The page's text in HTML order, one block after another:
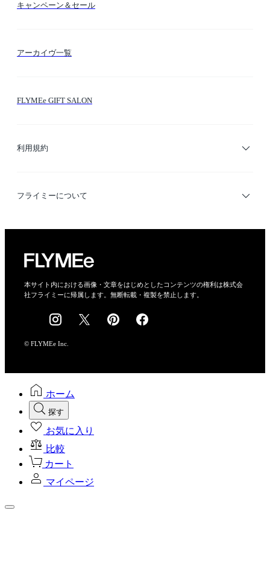
キャンペーン＆セール
アーカイヴ一覧
FLYMEe GIFT SALON
利用規約
利用規約
フライミーについて
会社概要
採用情報
本サイト内における画像・文章をはじめとしたコンテンツの権利は株式会
社フライミーに帰属します。無断転載・複製を禁止します。
© FLYMEe Inc.
ホーム
探す
お気に入り
比較
カート
マイページ